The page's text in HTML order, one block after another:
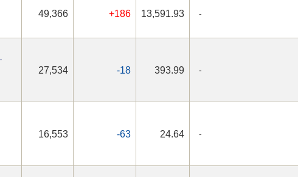
49,366 +186 13,591.93 -
27,534 -18 393.99 -
16,553 -63 24.64 -